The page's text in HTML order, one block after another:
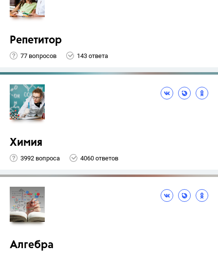
Репетитор
77 вопросов 143 ответа
Химия
3992 вопроса 4060 ответов
Алгебра